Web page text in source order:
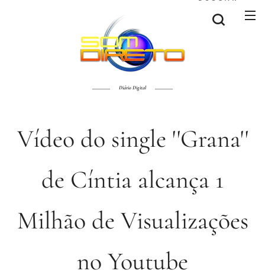
Diário Digital
Vídeo do single ''Grana''
de Cíntia alcança 1
Milhão de Visualizações
no Youtube